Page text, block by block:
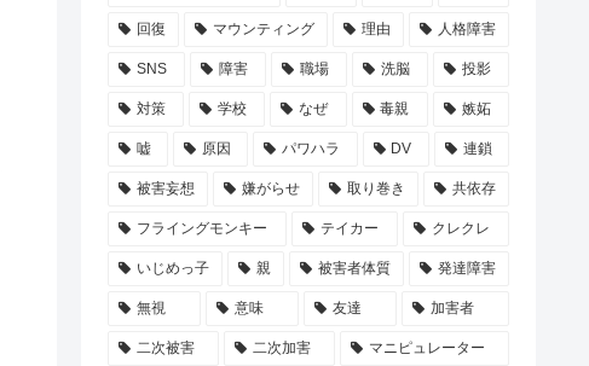
回復 マウンティング 理由 人格障害
SNS 障害 職場 洗脳 投影
対策 学校 なぜ 毒親 嫉妬
嘘 原因 パワハラ DV 連鎖
被害妄想 嫌がらせ 取り巻き 共依存
フライングモンキー テイカー クレクレ
いじめっ子 親 被害者体質 発達障害
無視 意味 友達 加害者
二次被害 二次加害 マニピュレーター